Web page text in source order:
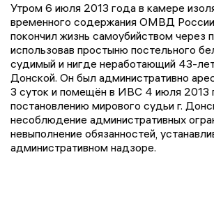
Утром 6 июля 2013 года в камере
временного содержания ОМВД России
покончил жизнь самоубийством через
использовав простыню постельного
судимый и нигде неработающий 43-
Донской. Он был административно
3 суток и помещён в ИВС 4 июля 2013
постановлению мирового судьи г.
несоблюдение административных
невыполнение обязанностей,
административном надзоре.